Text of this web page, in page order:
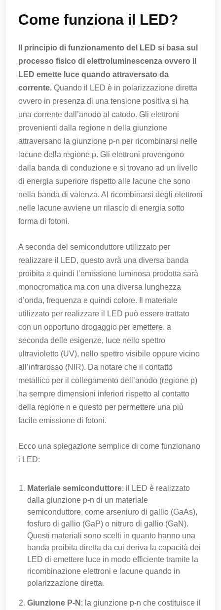
Come funziona il LED?
Il principio di funzionamento del LED si basa sul
processo fisico di elettroluminescenza ovvero il
LED emette luce quando attraversato da
corrente. Quando il LED è in polarizzazione diretta
ovvero in presenza di una tensione positiva si ha
una corrente dall’anodo al catodo. Gli elettroni
provenienti dalla regione n della giunzione
attraversano la giunzione p-n per ricombinarsi nelle
lacune della regione p. Gli elettroni provengono
dalla banda di conduzione e si trovano ad un livello
di energia superiore rispetto alle lacune che sono
nella banda di valenza. Al ricombinarsi degli elettroni
nelle lacune avviene un rilascio di energia sotto
forma di fotoni.
A seconda del semiconduttore utilizzato per
realizzare il LED, questo avrà una diversa banda
proibita e quindi l’emissione luminosa prodotta sarà
monocromatica ma con una diversa lunghezza
d’onda, frequenza e quindi colore. Il materiale
utilizzato per realizzare il LED può essere trattato
con un opportuno drogaggio per emettere, a
seconda delle esigenze, luce nello spettro
ultravioletto (UV), nello spettro visibile oppure vicino
all’infrarosso (NIR). Da notare che il contatto
metallico per il collegamento dell’anodo (regione p)
ha sempre dimensioni inferiori rispetto al contatto
della regione n e questo per permettere una più
facile emissione di fotoni.
Ecco una spiegazione semplice di come funzionano
i LED:
Materiale semiconduttore: il LED è realizzato
dalla giunzione p-n di un materiale
semiconduttore, come arseniuro di gallio (GaAs),
fosfuro di gallio (GaP) o nitruro di gallio (GaN).
Questi materiali sono scelti in quanto hanno una
banda proibita diretta da cui deriva la capacità dei
LED di emettere luce in modo efficiente tramite la
ricombinazione elettroni e lacune quando in
polarizzazione diretta.
Giunzione P-N : la giunzione p-n che costituisce il